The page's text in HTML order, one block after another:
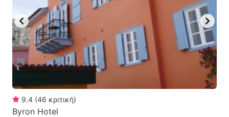
9.4 (46 κριτική)
Byron Hotel